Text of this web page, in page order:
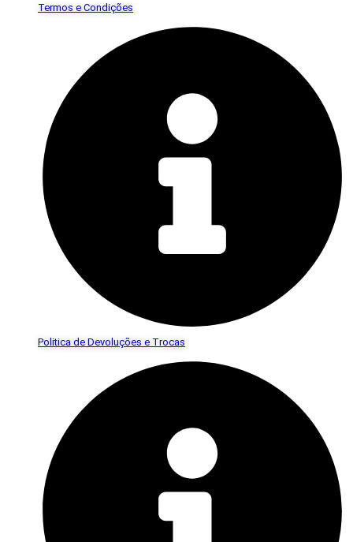
Termos e Condições
Politica de Devoluções e Trocas